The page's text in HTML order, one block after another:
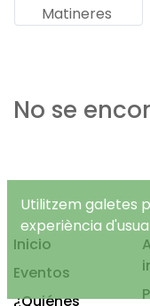
Matineres
No se
Inicio
Eventos
¿Quiénes
Utilitzem galetes
experiència